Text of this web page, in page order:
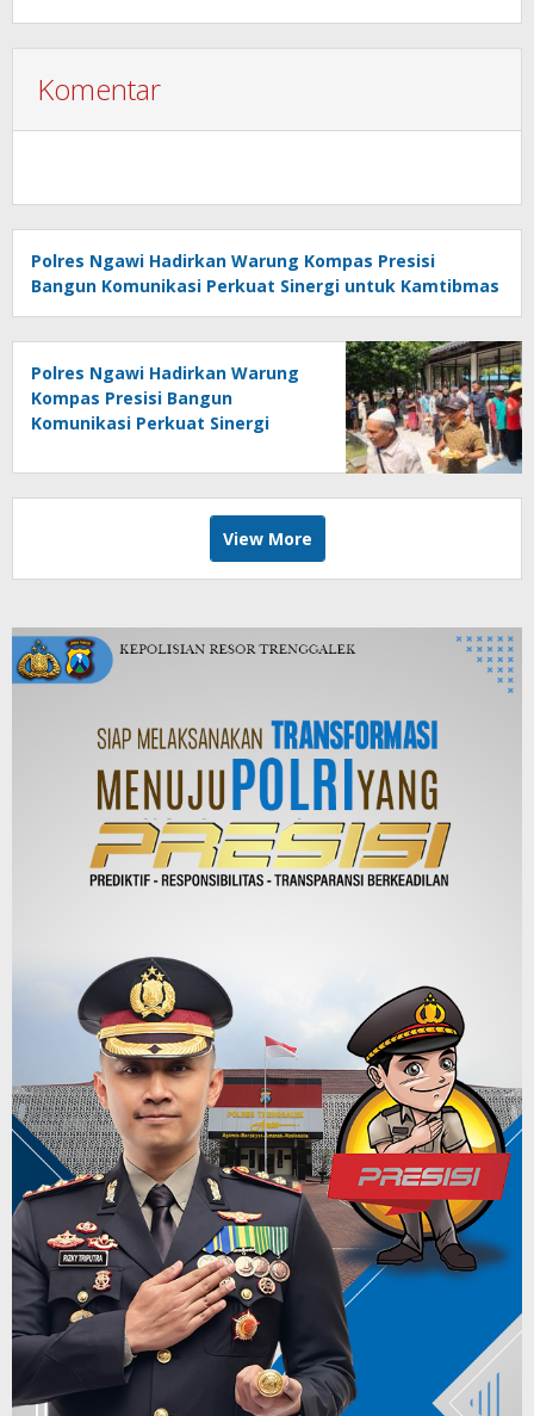
Komentar
Polres Ngawi Hadirkan Warung Kompas Presisi
Bangun Komunikasi Perkuat Sinergi untuk Kamtibmas
Polres Ngawi Hadirkan Warung
Kompas Presisi Bangun
Komunikasi Perkuat Sinergi
View More